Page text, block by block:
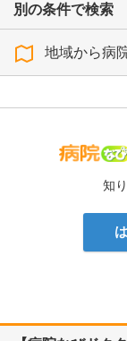
別の条件で検索
地域から病
知